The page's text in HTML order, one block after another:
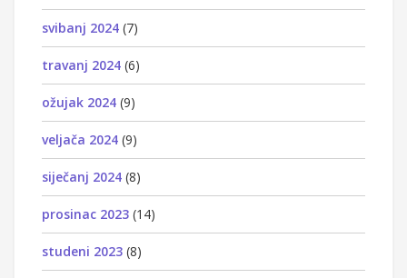
svibanj 2024 (7)
travanj 2024 (6)
ožujak 2024 (9)
veljača 2024 (9)
siječanj 2024 (8)
prosinac 2023 (14)
studeni 2023 (8)